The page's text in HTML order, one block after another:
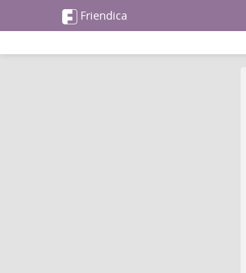
Friendica